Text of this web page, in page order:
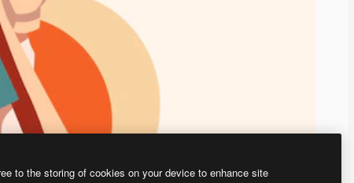
to the storing of cookies on your device to enhance site